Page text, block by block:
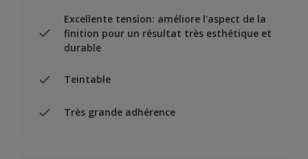
Excellente tension: améliore l'aspect de la
finition pour un résultat très esthétique et
durable
Teintable
Très grande adhérence